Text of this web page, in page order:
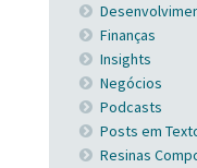
Finanças
Insights
Negócios
Podcasts
Posts em
Resinas